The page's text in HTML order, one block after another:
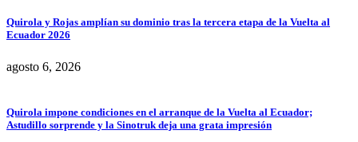
Quirola y Rojas amplían su dominio tras la tercera etapa de la Vuelta al
Ecuador 2026
agosto 6, 2026
Quirola impone condiciones en el arranque de la Vuelta al Ecuador;
Astudillo sorprende y la Sinotruk deja una grata impresión